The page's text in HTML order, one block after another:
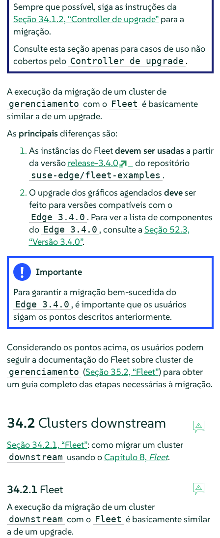
Sempre que possível, siga as instruções da
Seção 34.1.2, “Controller de upgrade” para a
migração.
Consulte esta seção apenas para casos de uso não
cobertos pelo Controller de upgrade .
A execução da migração de um cluster de
gerenciamento com o Fleet é basicamente
similar a de um upgrade.
As principaisdiferenças são:
As instâncias do Fleetdevem ser usadasa partir
da versão release-3.4.0 do repositório
suse-edge/fleet-examples .
O upgrade dos gráficos agendados deveser
feito para versões compatíveis com o
Edge 3.4.0 . Para ver a lista de componentes
do Edge 3.4.0 , consulte a Seção 52.3,
“Versão 3.4.0”.
Importante
Para garantir a migração bem-sucedida do
Edge 3.4.0 , é importante que os usuários
sigam os pontos descritos anteriormente.
Considerando os pontos acima, os usuários podem
seguir a documentação do Fleet sobre cluster de
gerenciamento (Seção 35.2, “Fleet”) para obter
um guia completo das etapas necessárias à migração.
34.2 Clusters downstream
Seção 34.2.1, “Fleet”: como migrar um cluster
downstream usando oCapítulo 8, Fleet.
34.2.1 Fleet
A execução da migração de um cluster
downstream com o Fleet é basicamente similar
a de um upgrade.